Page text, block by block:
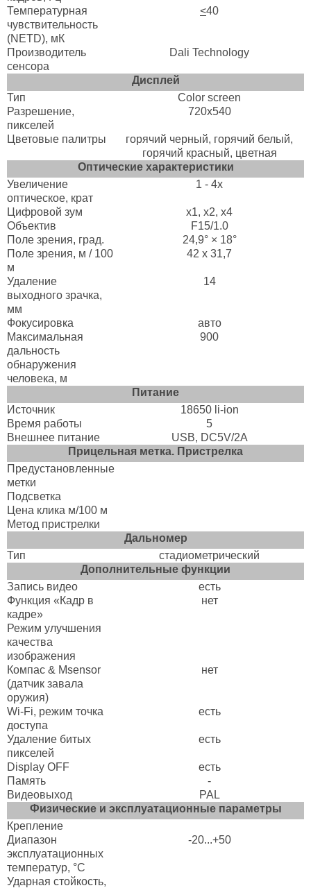
Температурная
чувствительность
(NETD), мК
<40
Производитель
сенсора
Dali Technology
Дисплей
Тип
Color screen
Разрешение,
пикселей
720х540
Цветовые палитры
горячий черный, горячий белый,
горячий красный, цветная
Оптические характеристики
Увеличение
оптическое, крат
1 - 4x
Цифровой зум
х1, x2, x4
Объектив
F15/1.0
Поле зрения, град.
24,9° × 18°
Поле зрения, м / 100
м
42 x 31,7
Удаление
выходного зрачка,
мм
14
Фокусировка
авто
Максимальная
дальность
обнаружения
человека, м
900
Питание
Источник
18650 li-ion
Время работы
5
Внешнее питание
USB, DC5V/2A
Прицельная метка. Пристрелка
Предустановленные
метки
Подсветка
Цена клика м/100 м
Метод пристрелки
Дальномер
Тип
стадиометрический
Дополнительные функции
Запись видео
есть
Функция «Кадр в
кадре»
нет
Режим улучшения
качества
изображения
Компас & Msensor
(датчик завала
оружия)
нет
Wi-Fi, режим точка
доступа
есть
Удаление битых
пикселей
есть
Display OFF
есть
Память
-
Видеовыход
PAL
Физические и эксплуатационные параметры
Крепление
Диапазон
эксплуатационных
температур, °C
-20...+50
Ударная стойкость,